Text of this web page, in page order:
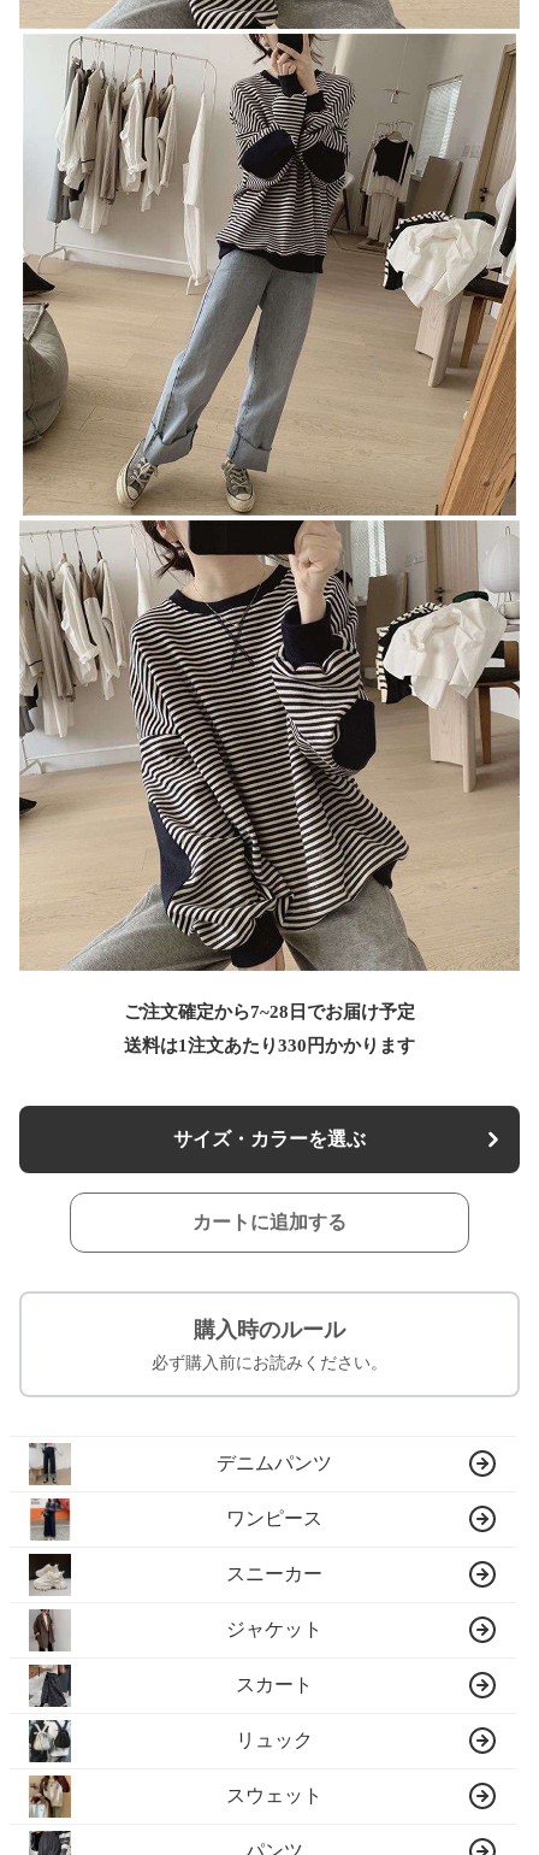
ご注文確定から7~28日でお届け予定
送料は1注文あたり330 円かかります
サイズ・カラーを選ぶ
カートに追加する
購入時のルール
必ず購入前にお読みください。
デニムパンツ
ワンピース
スニーカー
ジャケット
スカート
リュック
スウェット